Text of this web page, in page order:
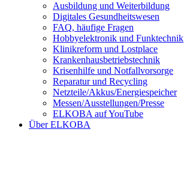
Ausbildung und Weiterbildung
Digitales Gesundheitswesen
FAQ, häufige Fragen
Hobbyelektronik und Funktechnik
Klinikreform und Lostplace
Krankenhausbetriebstechnik
Krisenhilfe und Notfallvorsorge
Reparatur und Recycling
Netzteile/Akkus/Energiespeicher
Messen/Ausstellungen/Presse
ELKOBA auf YouTube
Über ELKOBA